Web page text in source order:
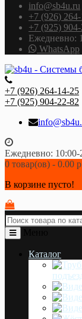
info@sb4u.ru
+7 (926)
+7 (925)
Ежедневно:
WhatsApp
+7 (926) 264-14-25
+7 (925) 904-22-82
Ежедневно: 10:00-
0 товар(ов) - 0.00
В корзине пусто!
Каталог